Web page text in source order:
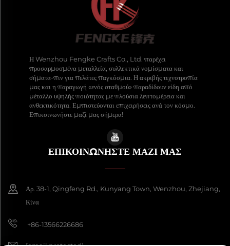
Η Wenzhou Fengke Crafts Co., Ltd. παρέχει
προσαρμοσμένα μεταλλεία, συλλεκτικά νομίσματα και
σήματα-πιν για πελάτες παγκόσμια. Η ακριβής τεχνοτροπία
μας και η παραγωγή «ενός σταθμού» παραδίδουν είδη από
μέταλλο υψηλής ποιότητας με πλούσια λεπτομέρεια και
ανθεκτικότητα. Εμπιστεύονται επιχειρήσεις ανά τον κόσμο.
Επικοινωνήστε μαζί μας σήμερα!
ΕΠΙΚΟΙΝΩΝΉΣΤΕ ΜΑΖΊ ΜΑΣ
Αρ. 38-1, Qingfeng Rd., Kunyang Town, Wenzhou, Zhejiang,
Κίνα
+86-13566226686